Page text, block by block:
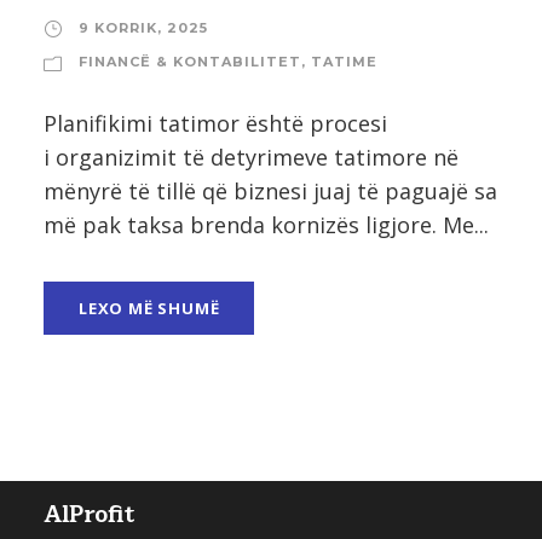
9 KORRIK, 2025
FINANCË & KONTABILITET , TATIME
Planifikimi tatimor është procesi
i organizimit të detyrimeve tatimore në
mënyrë të tillë që biznesi juaj të paguajë sa
më pak taksa brenda kornizës ligjore. Me...
LEXO MË SHUMË
AlProfit